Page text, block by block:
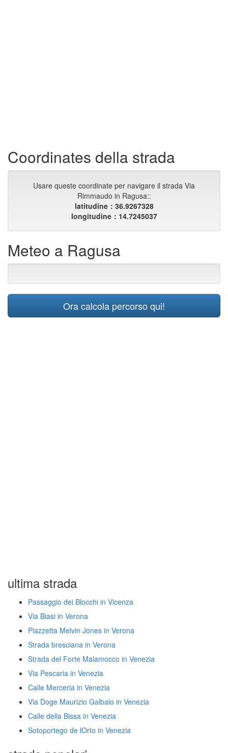
Coordinates della strada
Usare queste coordinate per navigare il strada Via
Rimmaudo in Ragusa::
latitudine：36.9267328
longitudine：14.7245037
Meteo a Ragusa
Ora calcola percorso qui!
ultima strada
Passaggio dei Blocchi in Vicenza
Via Biasi in Verona
Piazzetta Melvin Jones in Verona
Strada bresciana in Verona
Strada del Forte Malamocco in Venezia
Via Pescaria in Venezia
Calle Merceria in Venezia
Via Doge Maurizio Galbaio in Venezia
Calle della Bissa in Venezia
Sotoportego de lOrto in Venezia